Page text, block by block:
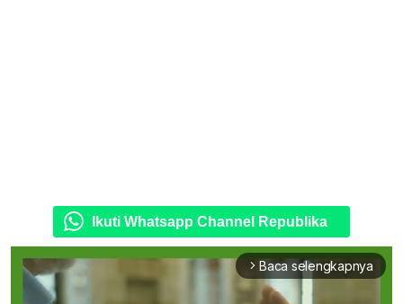
Ikuti Whatsapp Channel Republika
arrow_forward_ios Baca selengkapnya